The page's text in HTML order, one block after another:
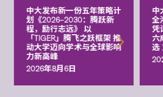
中大发布新一份五年策略计
划《2026‒2030：腾跃新
程，励行志远》 以
「TIGER」腾飞之跃框架 推
动大学迈向学术与全球影响
力新高峰
2026年8月6日
中
全
凭
六
选